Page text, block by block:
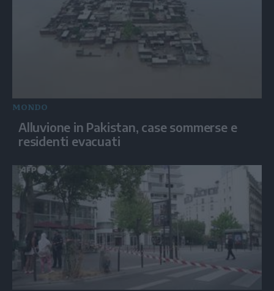
MONDO
Alluvione in Pakistan, case sommerse e
residenti evacuati